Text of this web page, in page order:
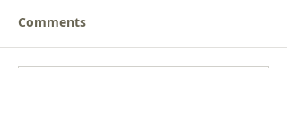
Comments